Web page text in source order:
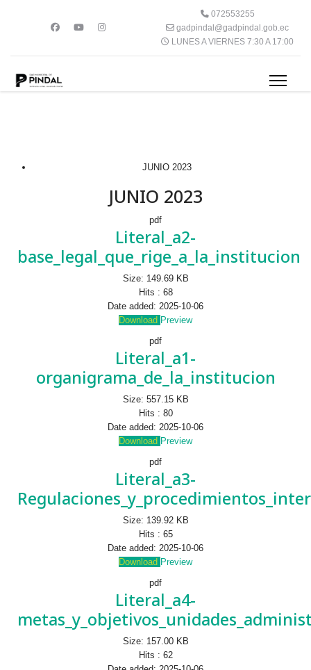
072553255
gadpindal@gadpindal.gob.ec
LUNES A VIERNES 7:30 A 17:00
JUNIO 2023
JUNIO 2023
pdf
Literal_a2-
base_legal_que_rige_a_la_institucion
Size: 149.69 KB
Hits : 68
Date added: 2025-10-06
Download Preview
pdf
Literal_a1-
organigrama_de_la_institucion
Size: 557.15 KB
Hits : 80
Date added: 2025-10-06
Download Preview
pdf
Literal_a3-
Size: 139.92 KB
Hits : 65
Date added: 2025-10-06
Download Preview
pdf
Literal_a4-
Size: 157.00 KB
Hits : 62